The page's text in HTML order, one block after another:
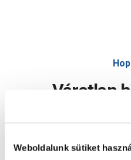
Weboldalunk sütiket
Váratlan